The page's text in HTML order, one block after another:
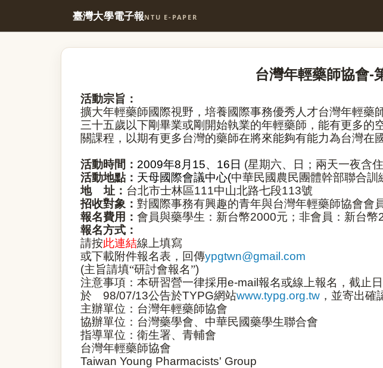
臺灣大學電子報NTU E-PAPER
台灣年輕藥師協會-
活動宗旨：
擴大年輕藥師國際視野，培養國際事務優秀人才台灣年輕
三十五歲以下剛畢業或剛開始執業的年輕藥師，能有更多
關課程，以期有更多台灣的藥師在將來能夠有能力為台灣在
活動時間： 2009年8 月 15、 16 日 (星期六、日；兩天一夜含
活動地點： 天母國際會議中心(中華民國農民團體幹部聯合訓
地
址： 台北市士林區111中山北路七段113號
招收對象： 對國際事務有興趣的青年與台灣年輕藥師協會會
報名費用： 會員與藥學生：新台幣2000元；非會員：新台幣
報名方式：
請按此連結線上填寫
或下載附件報名表，回傳ypgtwn@gmail.com
(主旨請填“研討會報名”)
注意事項：本研習營一律採用e-mail 報名或線上報名，截止
於 98/07/13公告於TYPG網站www.typg.org.tw ，並寄出
主辦單位：台灣年輕藥師協會
協辦單位：台灣藥學會、中華民國藥學生聯合會
指導單位：衛生署、青輔會
台灣年輕藥師協會
Taiwan Young Pharmacists' Group